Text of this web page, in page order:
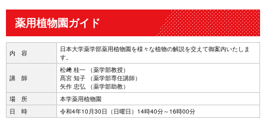
薬用植物園ガイド
内 容
日本大学薬学部薬用植物園を様々な植物の解説を交えて御案内いたしま
す。
講 師
松﨑 桂一 （薬学部教授）
髙宮 知子 （薬学部専任講師）
矢作 忠弘 （薬学部助教）
場 所
本学薬用植物園
日 時
令和4年10月30日（日曜日）14時40分～16時00分